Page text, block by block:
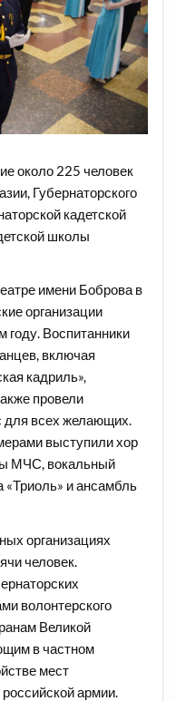
около 225 человек
Губернаторского
кадетской
школы
имени Боброва в
организации
году. Воспитанники
включая
кадриль»,
провели
для всех желающих.
выступили хор
МЧС, вокальный
«Триоль» и ансамбль
организациях
человек.
волонтерского
Великой
в частном
мест
армии.